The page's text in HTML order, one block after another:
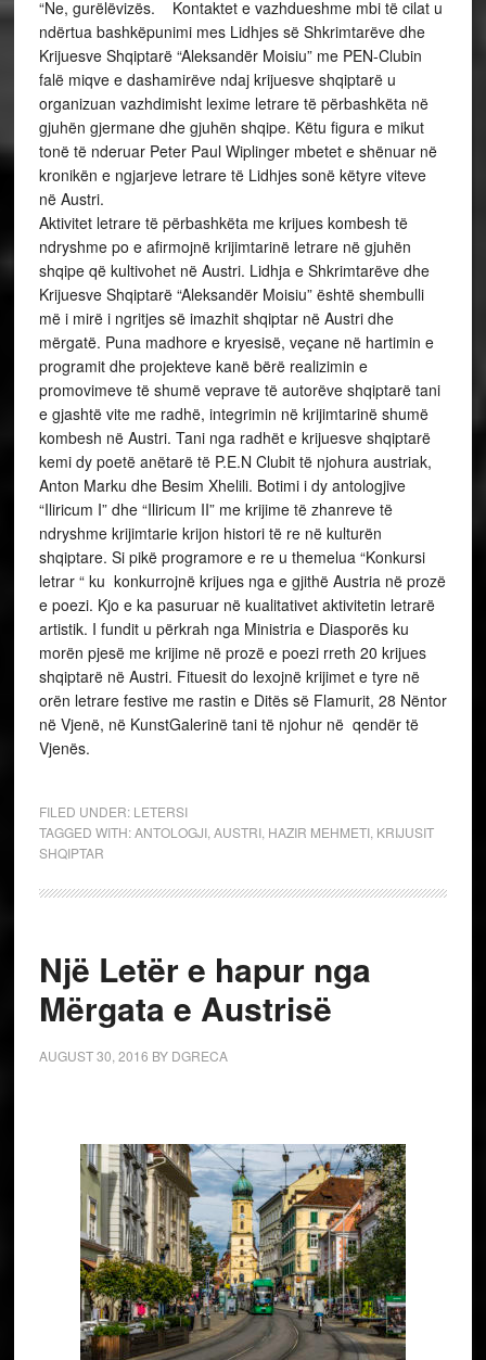
“Ne, gurëlëvizës. Kontaktet e vazhdueshme mbi të cilat u
ndërtua bashkëpunimi mes Lidhjes së Shkrimtarëve dhe
Krijuesve Shqiptarë “Aleksandër Moisiu” me PEN-Clubin
falë miqve e dashamirëve ndaj krijuesve shqiptarë u
organizuan vazhdimisht lexime letrare të përbashkëta në
gjuhën gjermane dhe gjuhën shqipe. Këtu figura e mikut
tonë të nderuar Peter Paul Wiplinger mbetet e shënuar në
kronikën e ngjarjeve letrare të Lidhjes sonë këtyre viteve
në Austri.
Aktivitet letrare të përbashkëta me krijues kombesh të
ndryshme po e afirmojnë krijimtarinë letrare në gjuhën
shqipe që kultivohet në Austri. Lidhja e Shkrimtarëve dhe
Krijuesve Shqiptarë “Aleksandër Moisiu” është shembulli
më i mirë i ngritjes së imazhit shqiptar në Austri dhe
mërgatë. Puna madhore e kryesisë, veçane në hartimin e
programit dhe projekteve kanë bërë realizimin e
promovimeve të shumë veprave të autorëve shqiptarë tani
e gjashtë vite me radhë, integrimin në krijimtarinë shumë
kombesh në Austri. Tani nga radhët e krijuesve shqiptarë
kemi dy poetë anëtarë të P.E.N Clubit të njohura austriak,
Anton Marku dhe Besim Xhelili. Botimi i dy antologjive
“Iliricum I” dhe “Iliricum II” me krijime të zhanreve të
ndryshme krijimtarie krijon histori të re në kulturën
shqiptare. Si pikë programore e re u themelua “Konkursi
letrar “ ku konkurrojnë krijues nga e gjithë Austria në prozë
e poezi. Kjo e ka pasuruar në kualitativet aktivitetin letrarë
artistik. I fundit u përkrah nga Ministria e Diasporës ku
morën pjesë me krijime në prozë e poezi rreth 20 krijues
shqiptarë në Austri. Fituesit do lexojnë krijimet e tyre në
orën letrare festive me rastin e Ditës së Flamurit, 28 Nëntor
në Vjenë, në KunstGalerinë tani të njohur në qendër të
Vjenës.
FILED UNDER: LETERSI
TAGGED WITH:ANTOLOGJI, AUSTRI, HAZIR MEHMETI, KRIJUSIT
SHQIPTAR
Një Letër e hapur nga
Mërgata e Austrisë
AUGUST 30, 2016 BY DGRECA